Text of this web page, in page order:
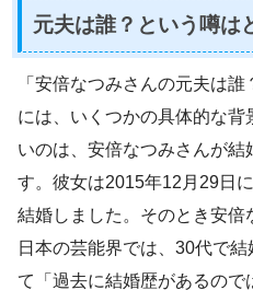
元夫は誰？という噂は
「安倍なつみさんの元夫は
には、いくつかの具体的な背
いのは、安倍なつみさんが
す。彼女は2015年12月29日
結婚しました。そのとき安倍
日本の芸能界では、30代で
て「過去に結婚歴があるので